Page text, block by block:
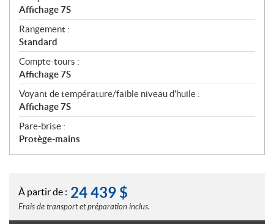
Affichage 7S
Rangement :
Standard
Compte-tours :
Affichage 7S
Voyant de température/faible niveau d'huile :
Affichage 7S
Pare-brise :
Protège-mains
À partir de : 24 439 $
Frais de transport et préparation inclus.